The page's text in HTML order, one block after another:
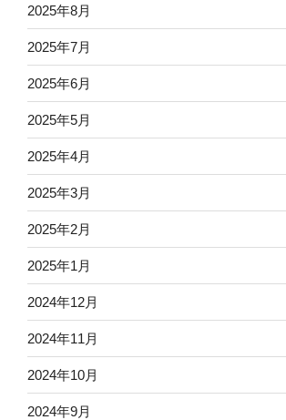
2025年8月
2025年7月
2025年6月
2025年5月
2025年4月
2025年3月
2025年2月
2025年1月
2024年12月
2024年11月
2024年10月
2024年9月